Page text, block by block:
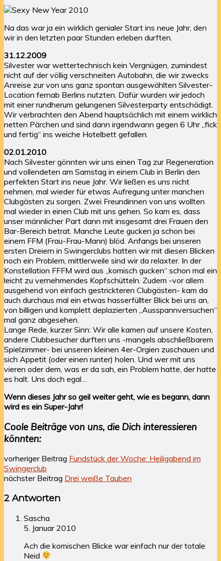
Na das war ja ein wirklich genialer Start ins neue Jahr, den
wir in den letzten paar Stunden erleben durften.
31.12.2009
Silvester war wettertechnisch kein Vergnügen, zumindest
nicht auf der völlig verschneiten Autobahn, die wir zwecks
Anreise zur von uns ganz spontan ausgewählten Silvester-
Location fernab Berlins nutzten. Dafür wurden wir jedoch
mit einer rundherum gelungenen Silvesterparty entschädigt.
Wir verbrachten den Abend hauptsächlich mit einem wirklich
netten Pärchen und sind dann irgendwann gegen 6 Uhr „fick
und fertig“ ins weiche Hotelbett gefallen.
02.01.2010
Nach Silvester gönnten wir uns einen Tag zur Regeneration
und vollendeten am Samstag in einem Club in Berlin den
perfekten Start ins neue Jahr. Wir ließen es uns nicht
nehmen, mal wieder für etwas Aufregung unter manchen
Clubgästen zu sorgen. Zwei Freundinnen von uns wollten
mal wieder in einen Club mit uns gehen. So kam es, dass
unser männlicher Part dann mit insgesamt drei Frauen den
Bar-Bereich betrat. Manche Leute gucken ja schon bei
einem FFM (Frau-Frau-Mann) blöd. Anfangs bei unseren
ersten Dreiern in Swingerclubs hatten wir mit diesen Blicken
noch ein Problem, mittlerweile sind wir da relaxter. In der
Konstellation FFFM wird aus „komisch gucken“ schon mal ein
leicht zu vernehmendes Kopfschütteln. Zudem -vor allem
ausgehend von einfach gestrickteren Clubgästen- kam da
auch durchaus mal ein etwas hasserfüllter Blick bei uns an,
von billigen und komplett deplazierten „Ausspannversuchen“
mal ganz abgesehen.
Lange Rede, kurzer Sinn: Wir alle kamen auf unsere Kosten,
andere Clubbesucher durften uns -mangels abschließbarem
Spielzimmer- bei unseren kleinen 4er-Orgien zuschauen und
sich Appetit (oder einen runter) holen. Und wer mit uns
vieren oder dem, was er da sah, ein Problem hatte, der hatte
es halt. Uns doch egal…
Wenn dieses Jahr so geil weiter geht, wie es begann, dann
wird es ein Super-Jahr!
Coole Beiträge von uns, die Dich interessieren
könnten:
vorheriger Beitrag Fundstück der Woche: Heiligabend im
Swingerclub
nächster Beitrag Drei weiße Tauben
2 Antworten
Sascha
5. Januar 2010
Ach die komischen Blicke war einfach nur der totale
Neid